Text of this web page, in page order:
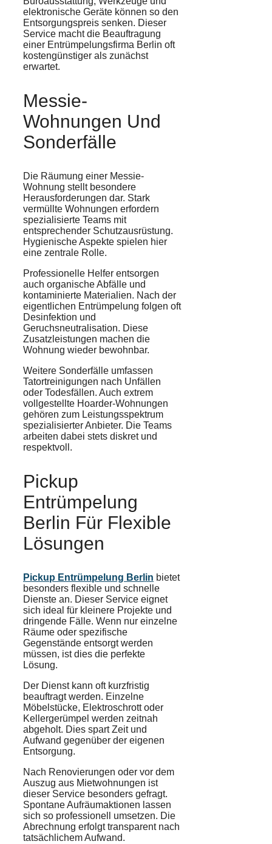
elektronische Geräte können so den
Entsorgungspreis senken. Dieser
Service macht die Beauftragung
einer Entrümpelungsfirma Berlin oft
kostengünstiger als zunächst
erwartet.
Messie-
Wohnungen Und
Sonderfälle
Die Räumung einer Messie-
Wohnung stellt besondere
Herausforderungen dar. Stark
vermüllte Wohnungen erfordern
spezialisierte Teams mit
entsprechender Schutzausrüstung.
Hygienische Aspekte spielen hier
eine zentrale Rolle.
Professionelle Helfer entsorgen
auch organische Abfälle und
kontaminierte Materialien. Nach der
eigentlichen Entrümpelung folgen oft
Desinfektion und
Geruchsneutralisation. Diese
Zusatzleistungen machen die
Wohnung wieder bewohnbar.
Weitere Sonderfälle umfassen
Tatortreinigungen nach Unfällen
oder Todesfällen. Auch extrem
vollgestellte Hoarder-Wohnungen
gehören zum Leistungsspektrum
spezialisierter Anbieter. Die Teams
arbeiten dabei stets diskret und
respektvoll.
Pickup
Entrümpelung
Berlin Für Flexible
Lösungen
Pickup Entrümpelung Berlin bietet
besonders flexible und schnelle
Dienste an. Dieser Service eignet
sich ideal für kleinere Projekte und
dringende Fälle. Wenn nur einzelne
Räume oder spezifische
Gegenstände entsorgt werden
müssen, ist dies die perfekte
Lösung.
Der Dienst kann oft kurzfristig
beauftragt werden. Einzelne
Möbelstücke, Elektroschrott oder
Kellergerümpel werden zeitnah
abgeholt. Dies spart Zeit und
Aufwand gegenüber der eigenen
Entsorgung.
Nach Renovierungen oder vor dem
Auszug aus Mietwohnungen ist
dieser Service besonders gefragt.
Spontane Aufräumaktionen lassen
sich so professionell umsetzen. Die
Abrechnung erfolgt transparent nach
tatsächlichem Aufwand.